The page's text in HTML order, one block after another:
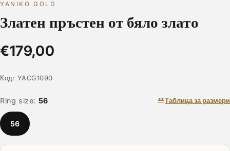
YANIKO GOLD
Златен пръстен от бяло злато
€179,00
Код: YACG1090
Ring size: 56 Таблица за размери
56